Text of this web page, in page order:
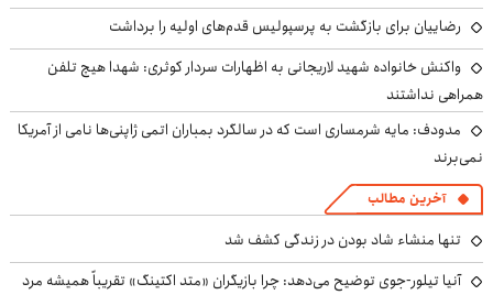
رضاییان برای بازگشت به پرسپولیس قدم‌های اولیه را برداشت
واکنش خانواده شهید لاریجانی به اظهارات سردار کوثری: شهدا هیچ تلفن
همراهی نداشتند
مدودف: مایه شرمساری است که در سالگرد بمباران اتمی ژاپنی‌ها نامی از آمریکا
نمی‌برند
آخرین مطالب
تنها منشاء شاد بودن در زندگی کشف شد
آنیا تیلور-جوی توضیح می‌دهد: چرا بازیگران «متد اکتینگ» تقریباً همیشه مرد